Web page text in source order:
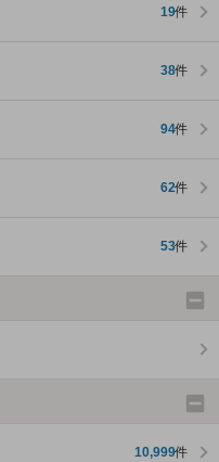
19件
38件
94件
62件
53件
10,999件